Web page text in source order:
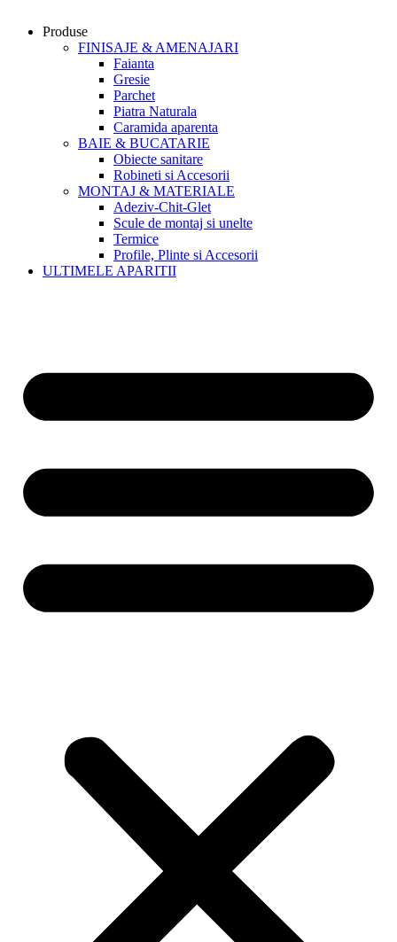
Produse
FINISAJE & AMENAJARI
Faianta
Gresie
Parchet
Piatra Naturala
Caramida aparenta
BAIE & BUCATARIE
Obiecte sanitare
Robineti si Accesorii
MONTAJ & MATERIALE
Adeziv-Chit-Glet
Scule de montaj si unelte
Termice
Profile, Plinte si Accesorii
ULTIMELE APARITII